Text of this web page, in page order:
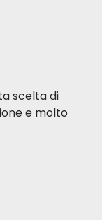
scelta di
e molto